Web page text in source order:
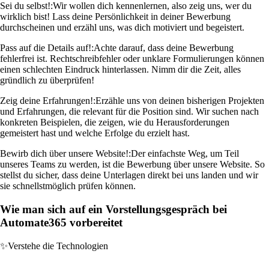
Sei du selbst!:Wir wollen dich kennenlernen, also zeig uns, wer du
wirklich bist! Lass deine Persönlichkeit in deiner Bewerbung
durchscheinen und erzähl uns, was dich motiviert und begeistert.
Pass auf die Details auf!:Achte darauf, dass deine Bewerbung
fehlerfrei ist. Rechtschreibfehler oder unklare Formulierungen können
einen schlechten Eindruck hinterlassen. Nimm dir die Zeit, alles
gründlich zu überprüfen!
Zeig deine Erfahrungen!:Erzähle uns von deinen bisherigen Projekten
und Erfahrungen, die relevant für die Position sind. Wir suchen nach
konkreten Beispielen, die zeigen, wie du Herausforderungen
gemeistert hast und welche Erfolge du erzielt hast.
Bewirb dich über unsere Website!:Der einfachste Weg, um Teil
unseres Teams zu werden, ist die Bewerbung über unsere Website. So
stellst du sicher, dass deine Unterlagen direkt bei uns landen und wir
sie schnellstmöglich prüfen können.
Wie man sich auf ein Vorstellungsgespräch bei
Automate365 vorbereitet
✨Verstehe die Technologien